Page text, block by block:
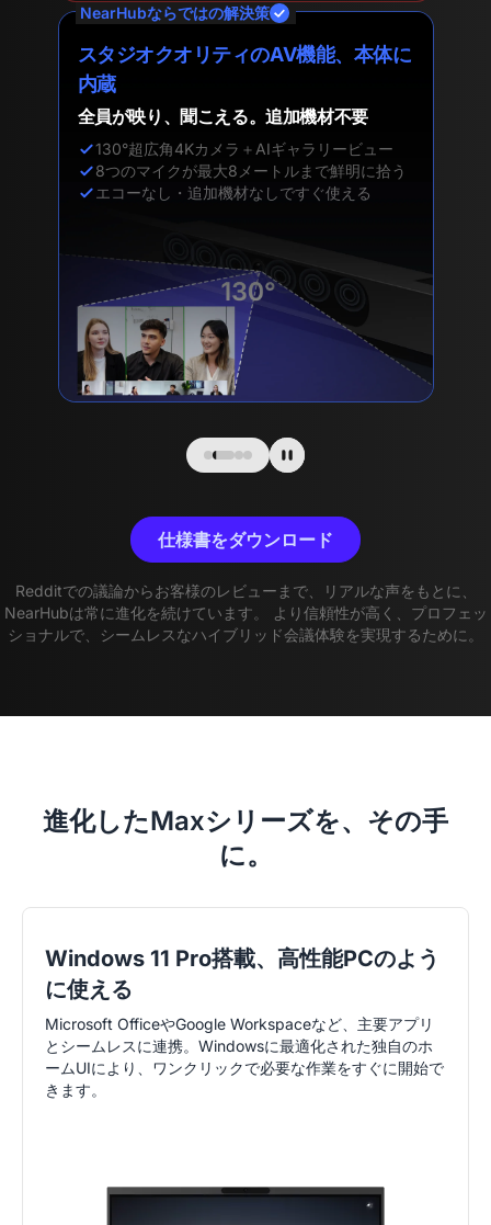
NearHubならではの解決策
スタジオクオリティのAV機能、本体に
内蔵
全員が映り、聞こえる。追加機材不要
130°超広角4Kカメラ＋AIギャラリービュー
8つのマイクが最大8メートルまで鮮明に拾う
エコーなし・追加機材なしですぐ使える
仕様書をダウンロード
Redditでの議論からお客様のレビューまで、リアルな声をもとに、
NearHubは常に進化を続けています。 より信頼性が高く、プロフェッ
ショナルで、シームレスなハイブリッド会議体験を実現するために。
進化したMaxシリーズを、その手
に。
Windows 11 Pro搭載、高性能PCのよう
に使える
Microsoft OfficeやGoogle Workspaceなど、主要アプリ
とシームレスに連携。Windowsに最適化された独自のホ
ームUIにより、ワンクリックで必要な作業をすぐに開始で
きます。